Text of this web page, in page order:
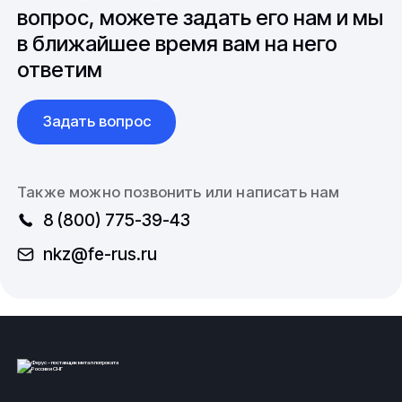
диаметром 20, 25, 32, 40, 45, 90 мм. Входы фитинга
могут находиться в одной или нескольких
плоскостях, располагаться под углом 30, 45, 87
градусов.
Свойства
множеством характерных особенностей:
агрессивным средам;
коррозионностойкость и min отложение
международной логистикой.
вопрос, можете задать его нам и мы
в ближайшее время вам на него
ответим
Задать вопрос
Также можно позвонить или написать нам
8 (800) 775-39-43
nkz@fe-rus.ru